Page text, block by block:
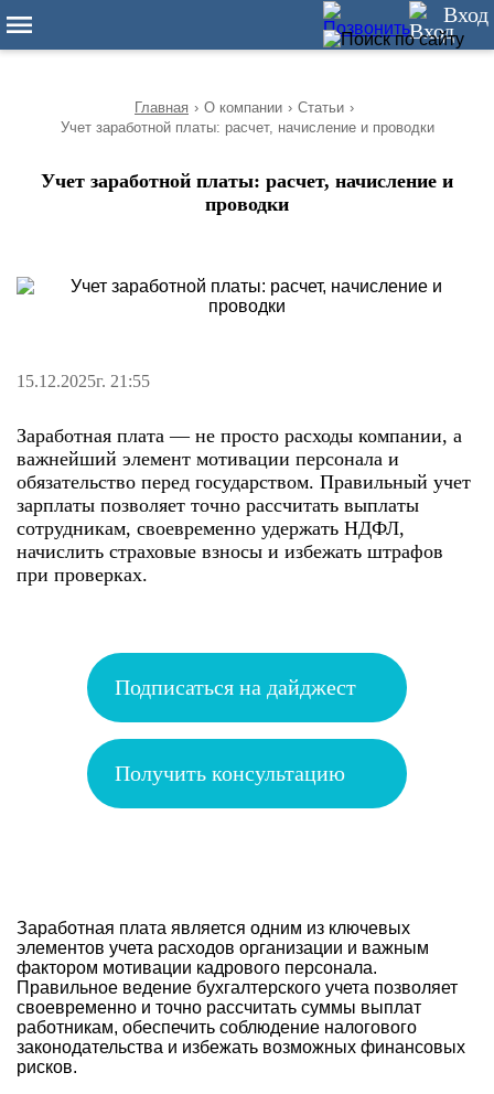
Вход
Главная › О компании › Статьи ›
Учет заработной платы: расчет, начисление и проводки
Учет заработной платы: расчет, начисление и
проводки
15.12.2025г. 21:55
Заработная плата — не просто расходы компании, а
важнейший элемент мотивации персонала и
обязательство перед государством. Правильный учет
зарплаты позволяет точно рассчитать выплаты
сотрудникам, своевременно удержать НДФЛ,
начислить страховые взносы и избежать штрафов
при проверках.
Подписаться на дайджест
Получить консультацию
Заработная плата является одним из ключевых
элементов учета расходов организации и важным
фактором мотивации кадрового персонала.
Правильное ведение бухгалтерского учета позволяет
своевременно и точно рассчитать суммы выплат
работникам, обеспечить соблюдение налогового
законодательства и избежать возможных финансовых
рисков.